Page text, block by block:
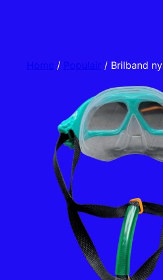
Home / Populair / Brilband